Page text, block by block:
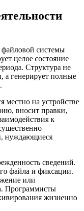
системы
целое состояние
Структура не
а генерирует полные
местно на устройстве
вносит правки,
к
нуждающиеся
сведений.
файла и фиксации.
или
Программисты
жизненно